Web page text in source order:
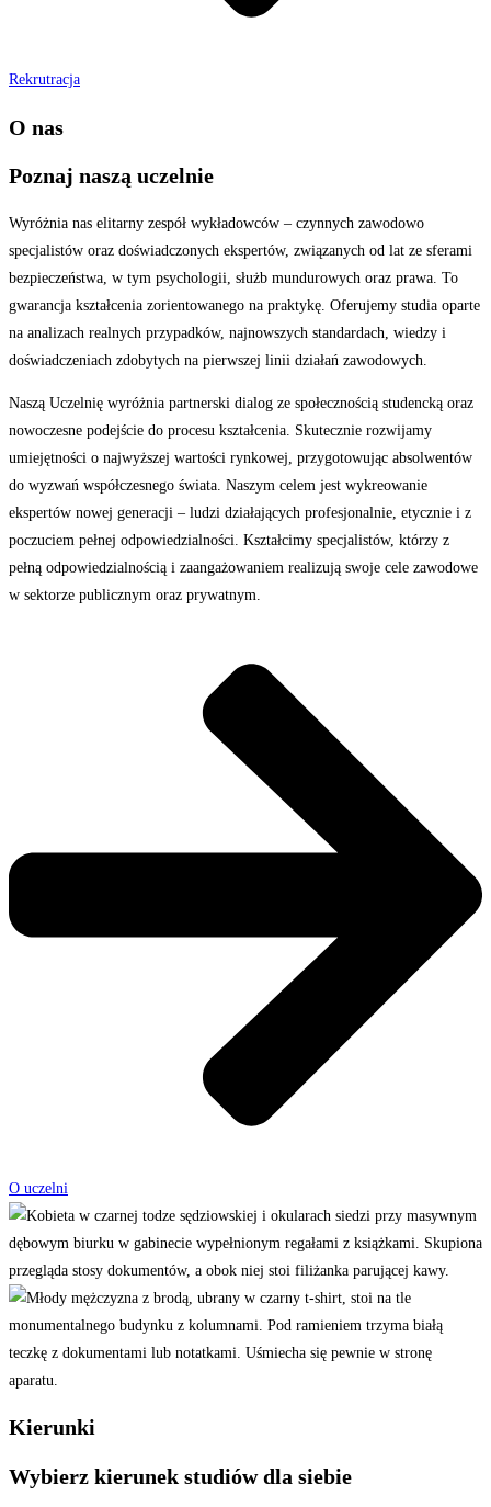
Rekrutracja
O nas
Poznaj naszą uczelnie
Wyróżnia nas elitarny zespół wykładowców – czynnych zawodowo
specjalistów oraz doświadczonych ekspertów, związanych od lat ze sferami
bezpieczeństwa, w tym psychologii, służb mundurowych oraz prawa. To
gwarancja kształcenia zorientowanego na praktykę. Oferujemy studia oparte
na analizach realnych przypadków, najnowszych standardach, wiedzy i
doświadczeniach zdobytych na pierwszej linii działań zawodowych.
Naszą Uczelnię wyróżnia partnerski dialog ze społecznością studencką oraz
nowoczesne podejście do procesu kształcenia. Skutecznie rozwijamy
umiejętności o najwyższej wartości rynkowej, przygotowując absolwentów
do wyzwań współczesnego świata. Naszym celem jest wykreowanie
ekspertów nowej generacji – ludzi działających profesjonalnie, etycznie i z
poczuciem pełnej odpowiedzialności. Kształcimy specjalistów, którzy z
pełną odpowiedzialnością i zaangażowaniem realizują swoje cele zawodowe
w sektorze publicznym oraz prywatnym.
O uczelni
Kierunki
Wybierz kierunek studiów dla siebie